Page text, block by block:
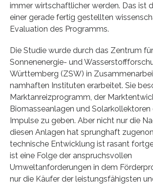
immer wirtschaftlicher werden. Das ist
einer gerade fertig gestellten
Evaluation des Programms.
Die Studie wurde durch das Zentrum für
Sonnenenergie- und
Württemberg (ZSW) in
namhaften Instituten erarbeitet. Sie
Marktanreizprogramm, der
Biomasseanlagen und
Impulse zu geben. Aber nicht nur die
diesen Anlagen hat sprunghaft
technische Entwicklung ist rasant
ist eine Folge der anspruchsvollen
Umweltanforderungen in dem
nur die Käufer der leistungsfähigsten